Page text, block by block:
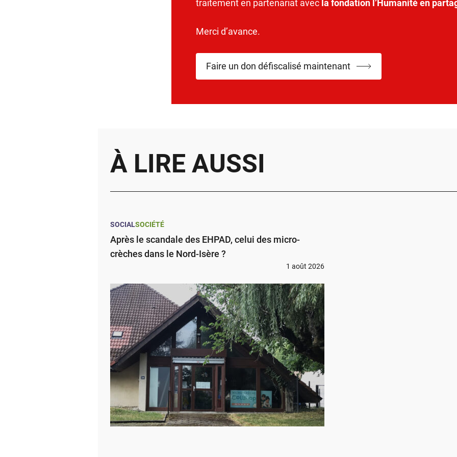
traitement en partenariat avec la fondation l’Humanité en
Merci d’avance.
Faire un don défiscalisé maintenant
À LIRE AUSSI
SOCIALSOCIÉTÉ
Après le scandale des EHPAD, celui des micro-
crèches dans le Nord-Isère ?
1 août 2026